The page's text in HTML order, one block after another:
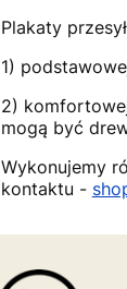
Plakaty
1)
2)
mogą być
Wykonujemy
kontaktu -